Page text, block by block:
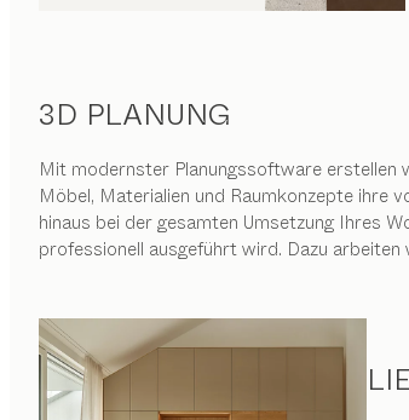
3D PLANUNG
Mit modernster Planungssoftware erstellen
Möbel, Materialien und Raumkonzepte ihre
hinaus bei der gesamten Umsetzung Ihres
professionell ausgeführt wird. Dazu